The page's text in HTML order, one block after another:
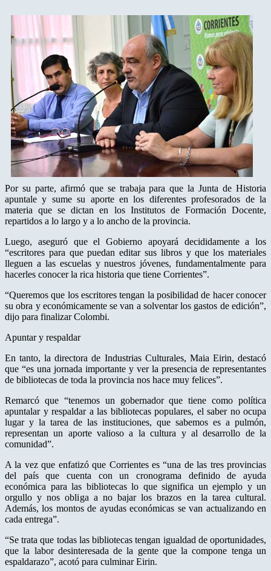
Por su parte, afirmó que se trabaja para que la Junta de Historia
apuntale y sume su aporte en los diferentes profesorados de la
materia que se dictan en los Institutos de Formación Docente,
repartidos a lo largo y a lo ancho de la provincia.
Luego, aseguró que el Gobierno apoyará decididamente a los
“escritores para que puedan editar sus libros y que los materiales
lleguen a las escuelas y nuestros jóvenes, fundamentalmente para
hacerles conocer la rica historia que tiene Corrientes”.
“Queremos que los escritores tengan la posibilidad de hacer conocer
su obra y económicamente se van a solventar los gastos de edición”,
dijo para finalizar Colombi.
Apuntar y respaldar
En tanto, la directora de Industrias Culturales, Maia Eirin, destacó
que “es una jornada importante y ver la presencia de representantes
de bibliotecas de toda la provincia nos hace muy felices”.
Remarcó que “tenemos un gobernador que tiene como política
apuntalar y respaldar a las bibliotecas populares, el saber no ocupa
lugar y la tarea de las instituciones, que sabemos es a pulmón,
representan un aporte valioso a la cultura y al desarrollo de la
comunidad”.
A la vez que enfatizó que Corrientes es “una de las tres provincias
del país que cuenta con un cronograma definido de ayuda
económica para las bibliotecas lo que significa un ejemplo y un
orgullo y nos obliga a no bajar los brazos en la tarea cultural.
Además, los montos de ayudas económicas se van actualizando en
cada entrega”.
“Se trata que todas las bibliotecas tengan igualdad de oportunidades,
que la labor desinteresada de la gente que la compone tenga un
espaldarazo”, acotó para culminar Eirin.